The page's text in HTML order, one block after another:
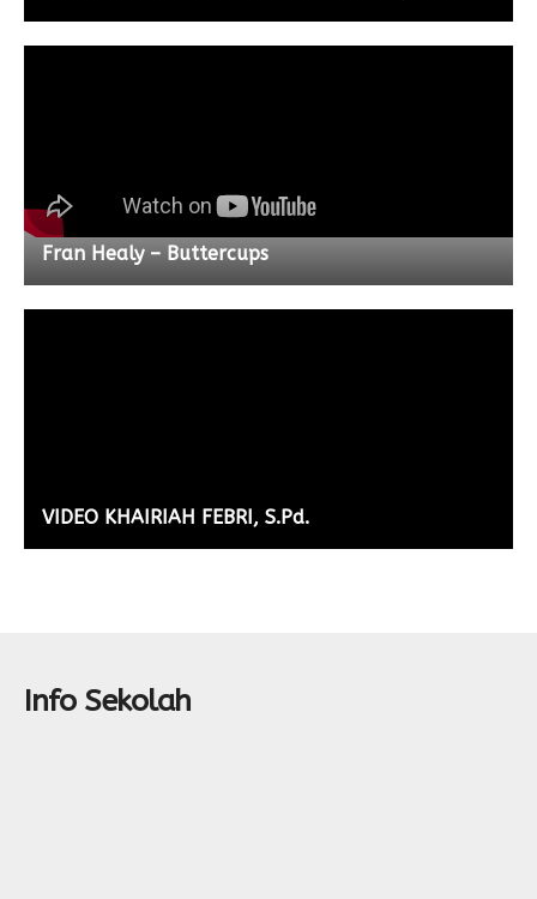
Fran Healy – Buttercups
VIDEO KHAIRIAH FEBRI, S.Pd.
Info Sekolah